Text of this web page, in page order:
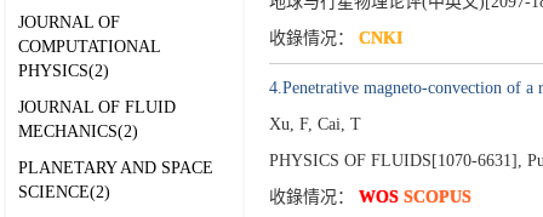
JOURNAL OF
COMPUTATIONAL
PHYSICS(2)
JOURNAL OF FLUID
MECHANICS(2)
PLANETARY AND SPACE
SCIENCE(2)
收錄情况： CNKI
4.Penetrative magneto-convection of
Xu, F, Cai, T
PHYSICS OF FLUIDS[1070-6631],
收錄情况： WOS SCOPUS